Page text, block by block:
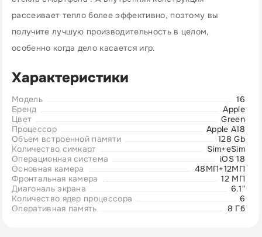
рассеивает тепло более эффективно, поэтому вы
получите лучшую производительность в целом,
особенно когда дело касается игр.
Характеристики
Модель
16
Бренд
Apple
Цвет
Green
Процессор
Apple A18
Объем встроенной памяти
128 Gb
Количество симкарт
Sim+eSim
Операционная система
iOS 18
Основная камера
48МП+12МП
Фронтальная камера
12 МП
Диагональ экрана
6.1"
Количество ядер процессора
6
Оперативная память
8 Гб